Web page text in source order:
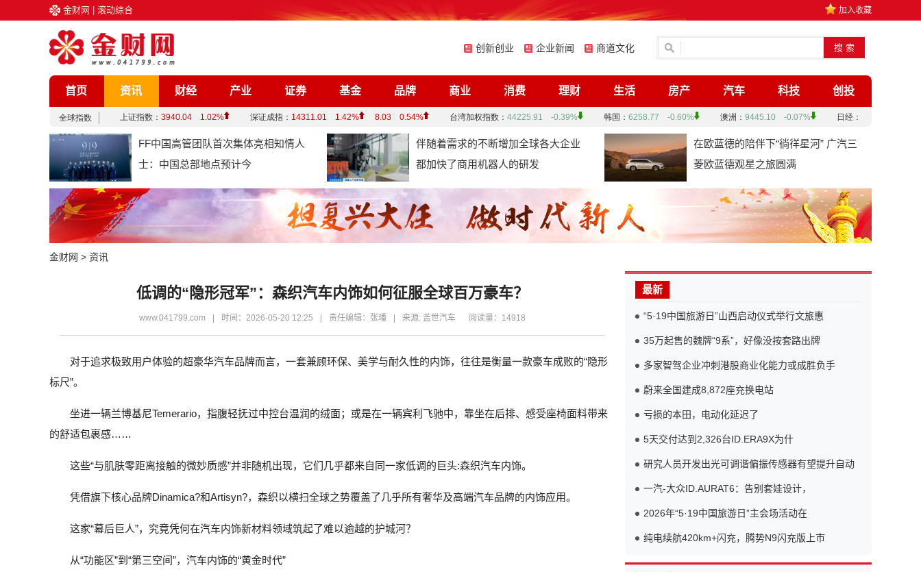
金财网 滚动综合 加入收藏
创新创业 企业新闻 商道文化
首页 资讯 财经 产业 证券 基金 品牌 商业 消费 理财 生活 房产 汽车 科技 创投
企业 文化 娱乐
综合
FF中国高管团队首次集体亮相知情人
士：中国总部地点预计今
伴随着需求的不断增加全球各大企业
都加快了商用机器人的研发
在欧蓝德的陪伴下“徜徉星河” 广汽三
菱欧蓝德观星之旅圆满
金财网 > 资讯
低调的“隐形冠军”：森织汽车内饰如何征服全球百万豪车？
www.041799.com 时间：2026-05-20 12:25 责任编辑：张璠 来源: 盖世汽车 阅读量：14918
对于追求极致用户体验的超豪华汽车品牌而言，一套兼顾环保、美学与耐久性的内饰，往往是衡量一款豪车成败的“隐形
标尺”。
坐进一辆兰博基尼Temerario，指腹轻抚过中控台温润的绒面；或是在一辆宾利飞驰中，靠坐在后排、感受座椅面料带来
的舒适包裹感……
这些“与肌肤零距离接触的微妙质感”并非随机出现，它们几乎都来自同一家低调的巨头:森织汽车内饰。
凭借旗下核心品牌Dinamica?和Artisyn?，森织以横扫全球之势覆盖了几乎所有奢华及高端汽车品牌的内饰应用。
这家“幕后巨人”，究竟凭何在汽车内饰新材料领域筑起了难以逾越的护城河？
从“功能区”到“第三空间”，汽车内饰的“黄金时代”
最新
“5·19中国旅游日”山西启动仪式举行文旅惠
35万起售的魏牌“9系”，好像没按套路出牌
多家智驾企业冲刺港股商业化能力或成胜负手
蔚来全国建成8,872座充换电站
亏损的本田，电动化延迟了
5天交付达到2,326台ID.ERA9X为什
研究人员开发出光可调谐偏振传感器有望提升自动
一汽-大众ID.AURAT6：告别套娃设计，
2026年“5·19中国旅游日”主会场活动在
纯电续航420km+闪充，腾势N9闪充版上市